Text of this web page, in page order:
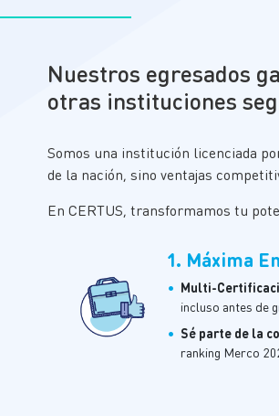
Nuestros egresados
otras instituciones
Somos una institución licenciada
de la nación, sino ventajas
En CERTUS, transformamos tu
1. Máxima
• Multi-
incluso antes de
• Sé parte de la
ranking Merco